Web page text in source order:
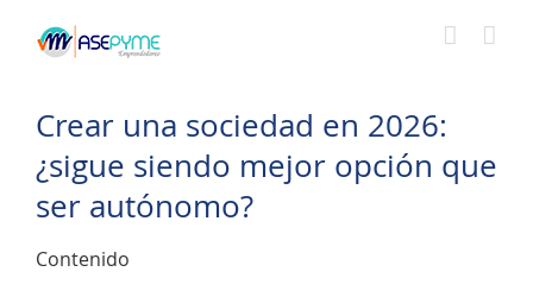
Crear una sociedad en 2026:
¿sigue siendo mejor opción que
ser autónomo?
Contenido